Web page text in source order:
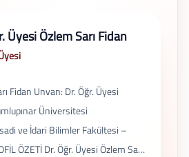
Üyesi Özlem Sarı Fidan
Fidan Unvan: Dr. Öğr. Üyesi
Üniversitesi
ve İdari Bilimler Fakültesi –